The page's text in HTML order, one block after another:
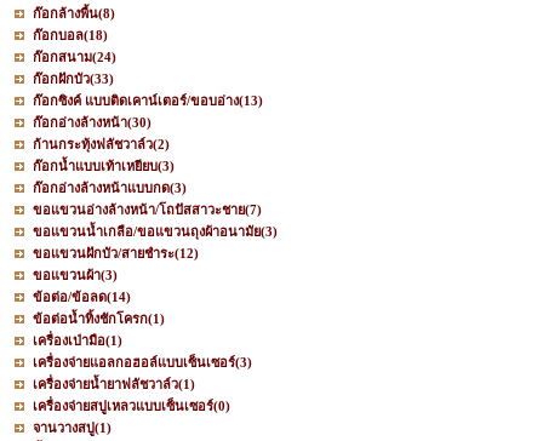
ก๊อกล้างพื้น(8)
ก๊อกบอล(18)
ก๊อกสนาม(24)
ก๊อกฝักบัว(33)
ก๊อกซิงค์ แบบติดเคาน์เตอร์/ขอบอ่าง(13)
ก๊อกอ่างล้างหน้า(30)
ก้านกระทุ้งฟลัชวาล์ว(2)
ก๊อกน้ำแบบเท้าเหยียบ(3)
ก๊อกอ่างล้างหน้าแบบกด(3)
ขอแขวนอ่างล้างหน้า/โถปัสสาวะชาย(7)
ขอแขวนน้ำเกลือ/ขอแขวนถุงผ้าอนามัย(3)
ขอแขวนฝักบัว/สายชำระ(12)
ขอแขวนผ้า(3)
ข้อต่อ/ข้อลด(14)
ข้อต่อน้ำทิ้งชักโครก(1)
เครื่องเป่ามือ(1)
เครื่องจ่ายแอลกอฮอล์แบบเซ็นเซอร์(3)
เครื่องจ่ายน้ำยาฟลัชวาล์ว(1)
เครื่องจ่ายสบู่เหลวแบบเซ็นเซอร์(0)
จานวางสบู่(1)